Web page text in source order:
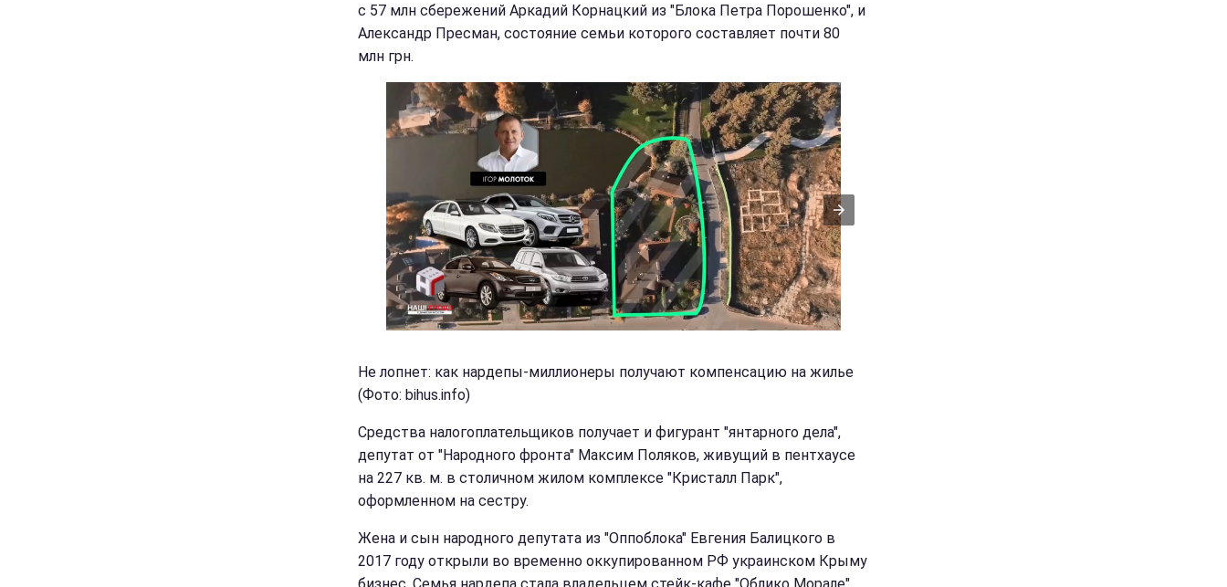
с 57 млн ​​сбережений Аркадий Корнацкий из "Блока Петра Порошенко", и
Александр Пресман, состояние семьи которого составляет почти 80
млн грн.
Не лопнет: как нардепы-миллионеры получают компенсацию на жилье
(Фото: bihus.info)
Средства налогоплательщиков получает и фигурант "янтарного дела",
депутат от "Народного фронта" Максим Поляков, живущий в пентхаусе
на 227 кв. м. в столичном жилом комплексе "Кристалл Парк",
оформленном на сестру.
Жена и сын народного депутата из "Оппоблока" Евгения Балицкого в
2017 году открыли во временно оккупированном РФ украинском Крыму
бизнес. Семья нардепа стала владельцем стейк-кафе "Облико Морале".